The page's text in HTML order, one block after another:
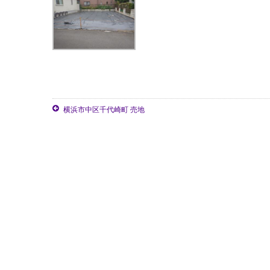
横浜市中区千代崎町 売地